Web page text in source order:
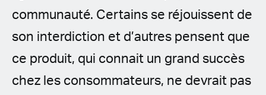
communauté. Certains se réjouissent de
son interdiction et d’autres pensent que
ce produit, qui connait un grand succès
chez les consommateurs, ne devrait pas